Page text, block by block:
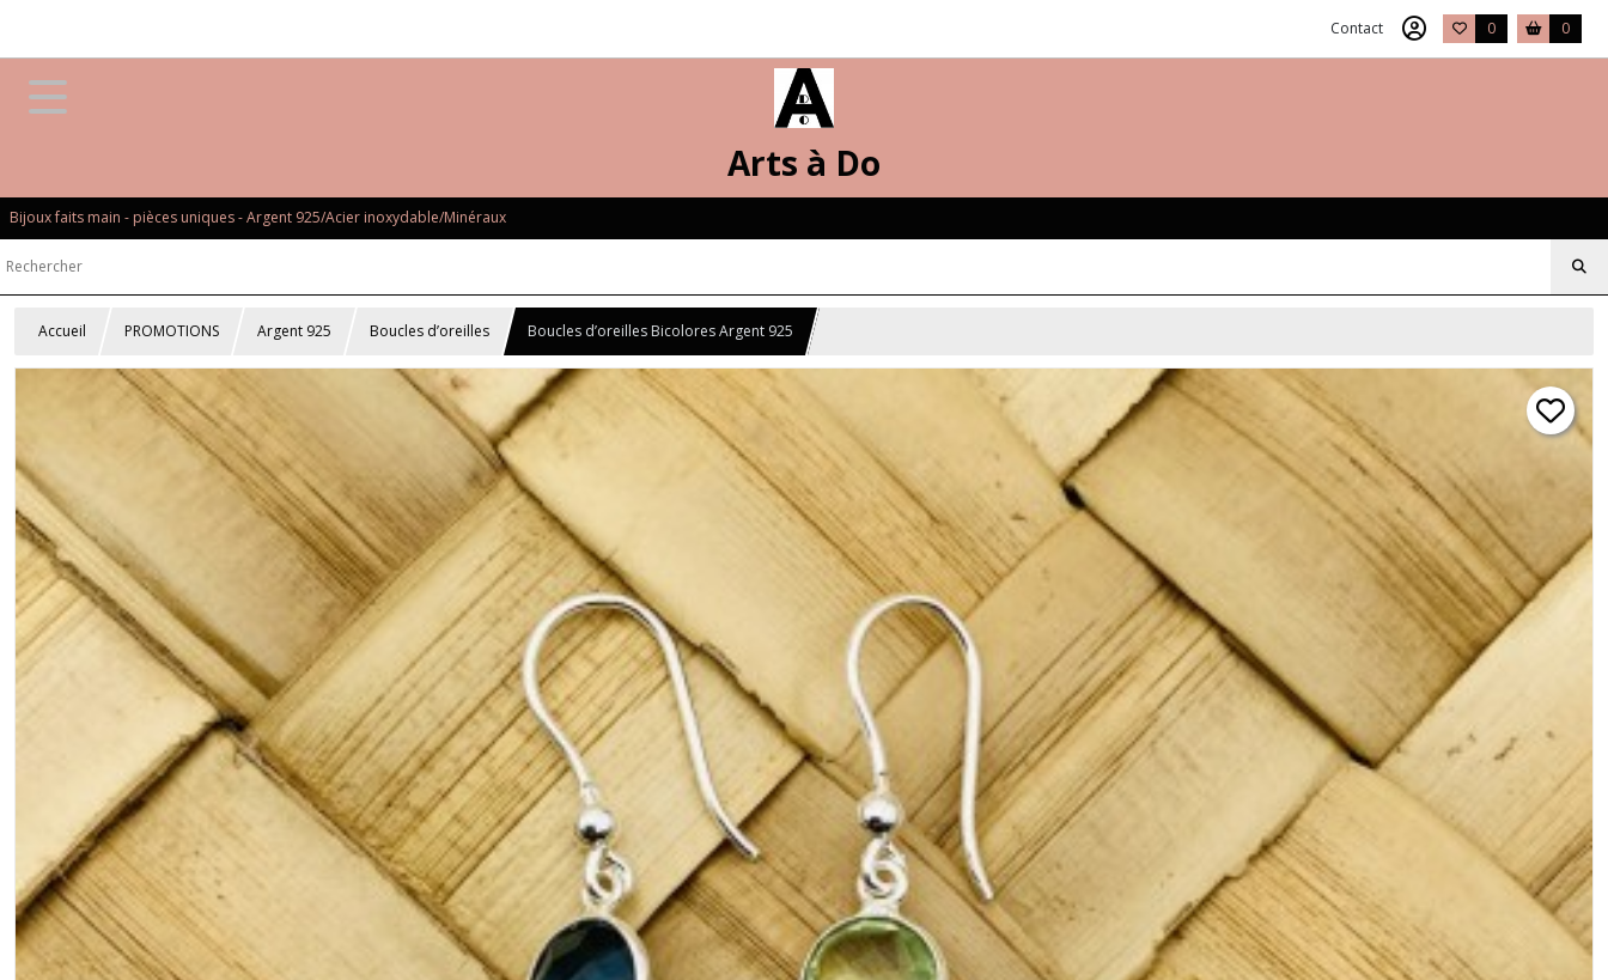
Contact 0 0
Arts à Do
Bijoux faits main - pièces uniques - Argent 925/Acier inoxydable/Minéraux
Accueil PROMOTIONS Argent 925 Boucles d’oreilles Boucles d’oreilles Bicolores Argent 925